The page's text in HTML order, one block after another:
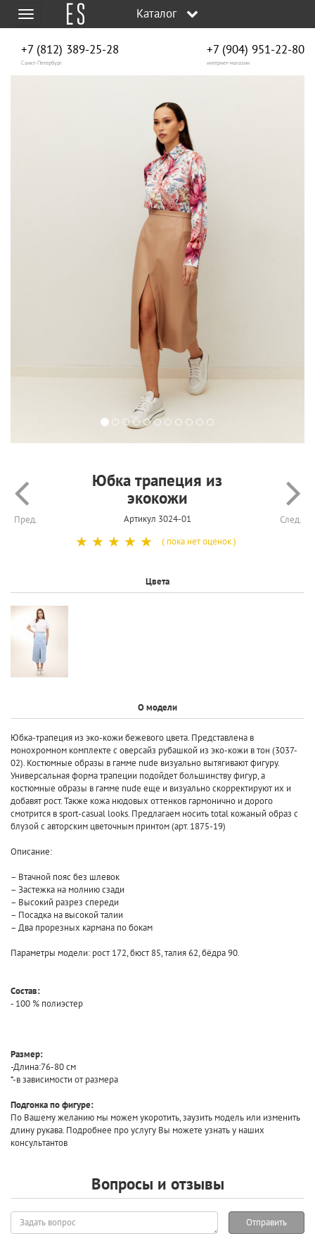
Меню Каталог
+7 (812) 389-25-28
Санкт-Петербург
+7 (904) 951‑22‑80
интернет-магазин
Пред.
Юбка трапеция из
экокожи
Артикул 3024-01 След.
☆
☆
☆
☆
☆ ( пока нет оценок )
Цвета
О модели
Юбка-трапеция из эко-кожи бежевого цвета. Представлена в
монохромном комплекте с оверсайз рубашкой из эко-кожи в тон (3037-
02). Костюмные образы в гамме nude визуально вытягивают фигуру.
Универсальная форма трапеции подойдет большинству фигур, а
костюмные образы в гамме nude еще и визуально скорректируют их и
добавят рост. Также кожа нюдовых оттенков гармонично и дорого
смотрится в sport-casual looks. Предлагаем носить total кожаный образ с
блузой с авторским цветочным принтом (арт. 1875-19)
Описание:
– Втачной пояс без шлевок
– Застежка на молнию сзади
– Высокий разрез спереди
– Посадка на высокой талии
– Два прорезных кармана по бокам
Параметры модели: рост 172, бюст 85, талия 62, бёдра 90.
Состав:
- 100 % полиэстер
Размер:
-Длина:76-80 см
*-в зависимости от размера
Подгонка по фигуре:
По Вашему желанию мы можем укоротить, заузить модель или изменить
длину рукава. Подробнее про услугу Вы можете узнать у наших
консультантов
Вопросы и отзывы
Задать
вопрос
Отправить